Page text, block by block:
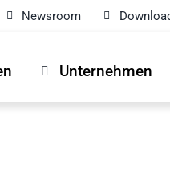
Newsroom
Unternehmen